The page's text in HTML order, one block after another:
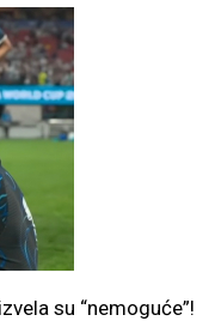
su “nemoguće”!